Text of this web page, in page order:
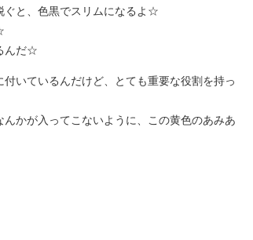
ぐと、色黒でスリムになるよ☆
んだ☆
いているんだけど、とても重要な役割を持っ
かが入ってこないように、この黄色のあみあ